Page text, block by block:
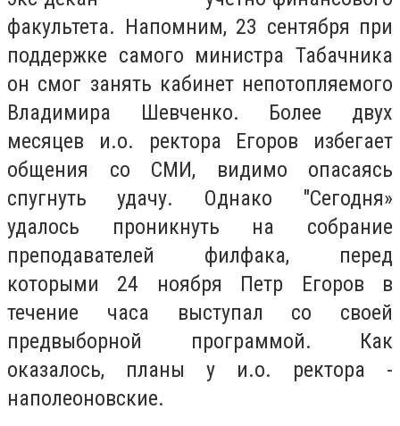
факультета. Напомним, 23 сентября при
поддержке самого министра Табачника
он смог занять кабинет непотопляемого
Владимира Шевченко. Более двух
месяцев и.о. ректора Егоров избегает
общения со СМИ, видимо опасаясь
спугнуть удачу. Однако "Сегодня»
удалось проникнуть на собрание
преподавателей филфака, перед
которыми 24 ноября Петр Егоров в
течение часа выступал со своей
предвыборной программой. Как
оказалось, планы у и.о. ректора -
наполеоновские.